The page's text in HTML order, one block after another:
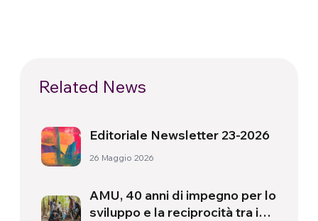
Related News
Editoriale Newsletter 23-2026
26 Maggio 2026
AMU, 40 anni di impegno per lo
sviluppo e la reciprocità tra i